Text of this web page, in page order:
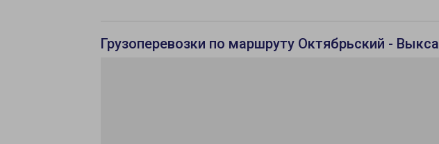
Грузоперевозки по маршруту Октябрьский - Выкса